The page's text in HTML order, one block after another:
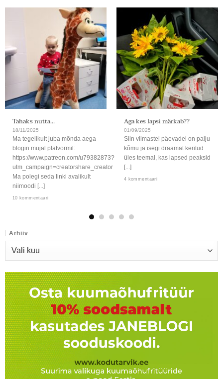
Tahaks nutta…
18/11/2025
Ma tegelikult juba mõnda aega
blogin mujal platvormil:
https://www.patreon.com/u79382873?
utm_campaign=creatorshare_creator
Ma polegi seda linki avalikult
niimoodi [...]
10 kommentaari
Aga kes lapsi märkab??
01/09/2025
Siin viimastel päevadel on palju
kõmu ja isegi draamat keritud
üles teemal, kas lapsed peaksid
[...]
4 kommentaari
Arhiiv
Arhiiv